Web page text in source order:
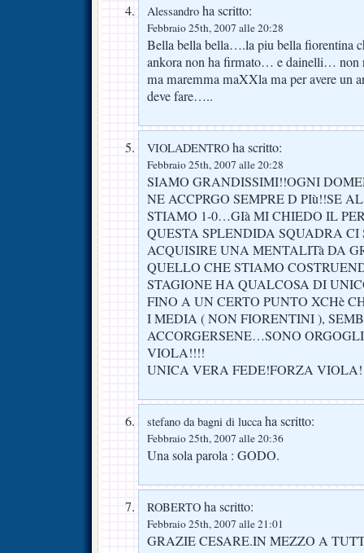
Alessandro ha scritto:
Febbraio 25th, 2007 alle 20:28
Bella bella bella….la piu bella fiorentina
ankora non ha firmato… e dainelli… non
ma maremma maXXla ma per avere un
deve fare…..
VIOLADENTRO ha scritto:
Febbraio 25th, 2007 alle 20:28
SIAMO GRANDISSIMI!!OGNI
NE ACCPRGO SEMPRE D PIù!!SE
STIAMO 1-0…GIà MI CHIEDO IL
QUESTA SPLENDIDA SQUADRA CI
ACQUISIRE UNA MENTALITà DA
QUELLO CHE STIAMO
STAGIONE HA QUALCOSA DI
FINO A UN CERTO PUNTO XCHè
I MEDIA ( NON FIORENTINI ),
ACCORGERSENE…SONO
VIOLA!!!!
UNICA VERA FEDE!FORZA
stefano da bagni di luccaha scritto:
Febbraio 25th, 2007 alle 20:36
Una sola parola : GODO.
ROBERTO ha scritto:
Febbraio 25th, 2007 alle 21:01
GRAZIE CESARE.IN MEZZO A